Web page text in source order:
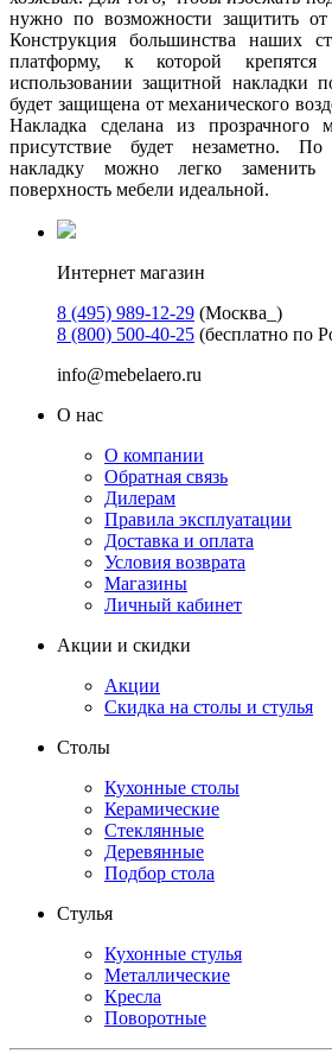
нужно по возможности защитить
Конструкция большинства наших
платформу, к которой
использовании защитной накладки
будет защищена от механического
Накладка сделана из прозрачного
присутствие будет незаметно.
накладку можно легко
поверхность мебели идеальной.
Интернет магазин
8 (495) 989-12-29 (Москва_)
8 (800) 500-40-25 (бесплатно по
info@mebelaero.ru
О нас
О компании
Обратная связь
Дилерам
Правила эксплуатации
Доставка и оплата
Условия возврата
Магазины
Личный кабинет
Акции и скидки
Акции
Скидка на столы и стулья
Столы
Кухонные столы
Керамические
Стеклянные
Деревянные
Подбор стола
Стулья
Кухонные стулья
Металлические
Кресла
Поворотные